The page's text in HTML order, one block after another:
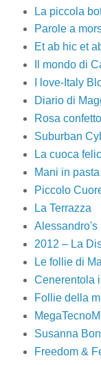
La piccola
Parole a
Et ab hic et
Il mondo di
I love-Italy
Diario di
Rosa confetto
Suburban
La cuoca
Mani in pasta
Piccolo
La Terrazza
2012 – La
Le follie di
Cenerentola
Follie della
Susanna
Freedom &